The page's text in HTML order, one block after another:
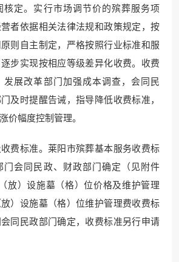
核定。实行市场调节价的殡葬服务项
者依据相关法律法规和政策规定，按
则自主制定，严格按照行业标准和服
步实现按相应等级差异化收费。收费
发展改革部门加强成本调查，会同民
及时提醒告诫，指导降低收费标准，
价幅度控制管理。
收费标准。莱阳市殡葬基本服务收费标
门会同民政、财政部门确定（见附件
放）设施墓（格）位价格及维护管理
）设施墓（格）位维护管理费收费标
同民政部门确定，收费标准另行申请